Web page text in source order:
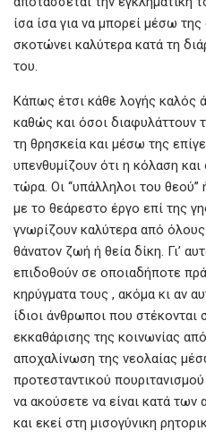
ίσα ίσα για να μπορεί μέσω
σκοτώνει καλύτερα κατά τη
του.
Κάπως έτσι κάθε λογής καλός
καθώς και όσοι διαφυλάττουν
τη θρησκεία και μέσω της
υπενθυμίζουν ότι η κόλαση
τώρα. Οι ‘‘υπάλληλοι του
με το θεάρεστο έργο επί της
γνωρίζουν καλύτερα από
θάνατον ζωή ή θεία δίκη. Γι’
επιδοθούν σε οποιαδήποτε
κηρύγματα τους , ακόμα κι αν
ίδιοι άνθρωποι που
εκκαθάρισης της κοινωνίας
αποχαλίνωση της νεολαίας
προτεσταντικού πουριτανισμού
να ακούσετε να είναι κατά
και εκεί στη μισογύνικη